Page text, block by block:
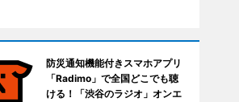
防災通知機能付きスマホアプリ
「Radimo」で全国どこでも聴
ける！「渋谷のラジオ」オンエ